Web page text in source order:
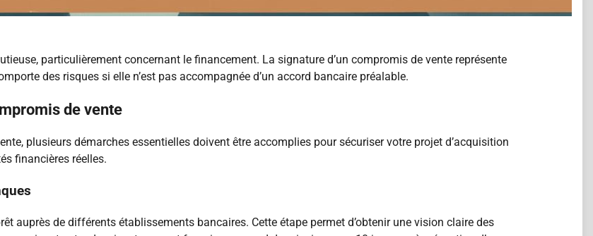
particulièrement concernant le financement. La signature d’un compromis de vente représente
des risques si elle n’est pas accompagnée d’un accord bancaire préalable.
de vente
plusieurs démarches essentielles doivent être accomplies pour sécuriser votre projet d’acquisition
financières réelles.
auprès de différents établissements bancaires. Cette étape permet d’obtenir une vision claire des